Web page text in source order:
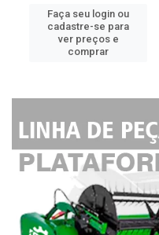
Faça seu login ou
cadastre-se para
ver preços e
comprar